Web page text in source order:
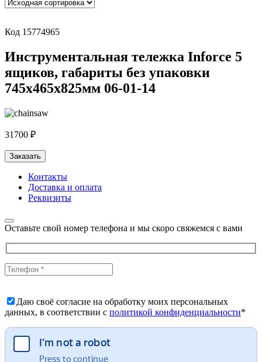
Код 15774965
Инструментальная тележка Inforce 5
ящиков, габариты без упаковки
745х465х825мм 06-01-14
31700 ₽
Заказать
Контакты
Доставка и оплата
Реквизиты
Оставьте свой номер телефона и мы скоро свяжемся с вами
Даю своё согласие на обработку моих персональных
данных, в соответствии с политикой конфиденциальности*